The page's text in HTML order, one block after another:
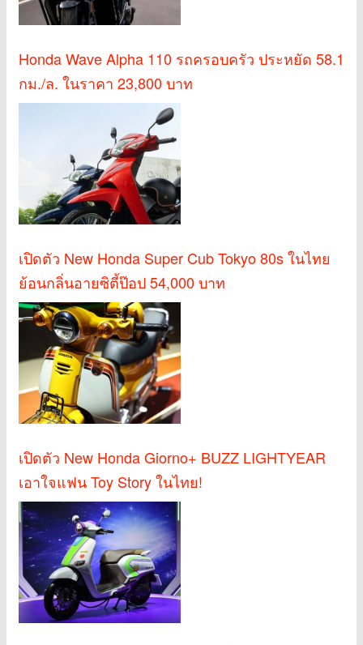
Honda Wave Alpha 110 รถครอบครัว ประหยัด 58.1
กม./ล. ในราคา 23,800 บาท
เปิดตัว New Honda Super Cub Tokyo 80s ในไทย
ย้อนกลิ่นอายซิตี้ป๊อป 54,000 บาท
เปิดตัว New Honda Giorno+ BUZZ LIGHTYEAR
เอาใจแฟน Toy Story ในไทย!